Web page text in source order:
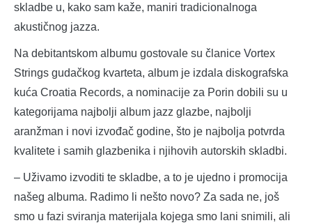
skladbe u, kako sam kaže, maniri tradicionalnoga
akustičnog jazza.
Na debitantskom albumu gostovale su članice Vortex
Strings gudačkog kvarteta, album je izdala diskografska
kuća Croatia Records, a nominacije za Porin dobili su u
kategorijama najbolji album jazz glazbe, najbolji
aranžman i novi izvođač godine, što je najbolja potvrda
kvalitete i samih glazbenika i njihovih autorskih skladbi.
– Uživamo izvoditi te skladbe, a to je ujedno i promocija
našeg albuma. Radimo li nešto novo? Za sada ne, još
smo u fazi sviranja materijala kojega smo lani snimili, ali